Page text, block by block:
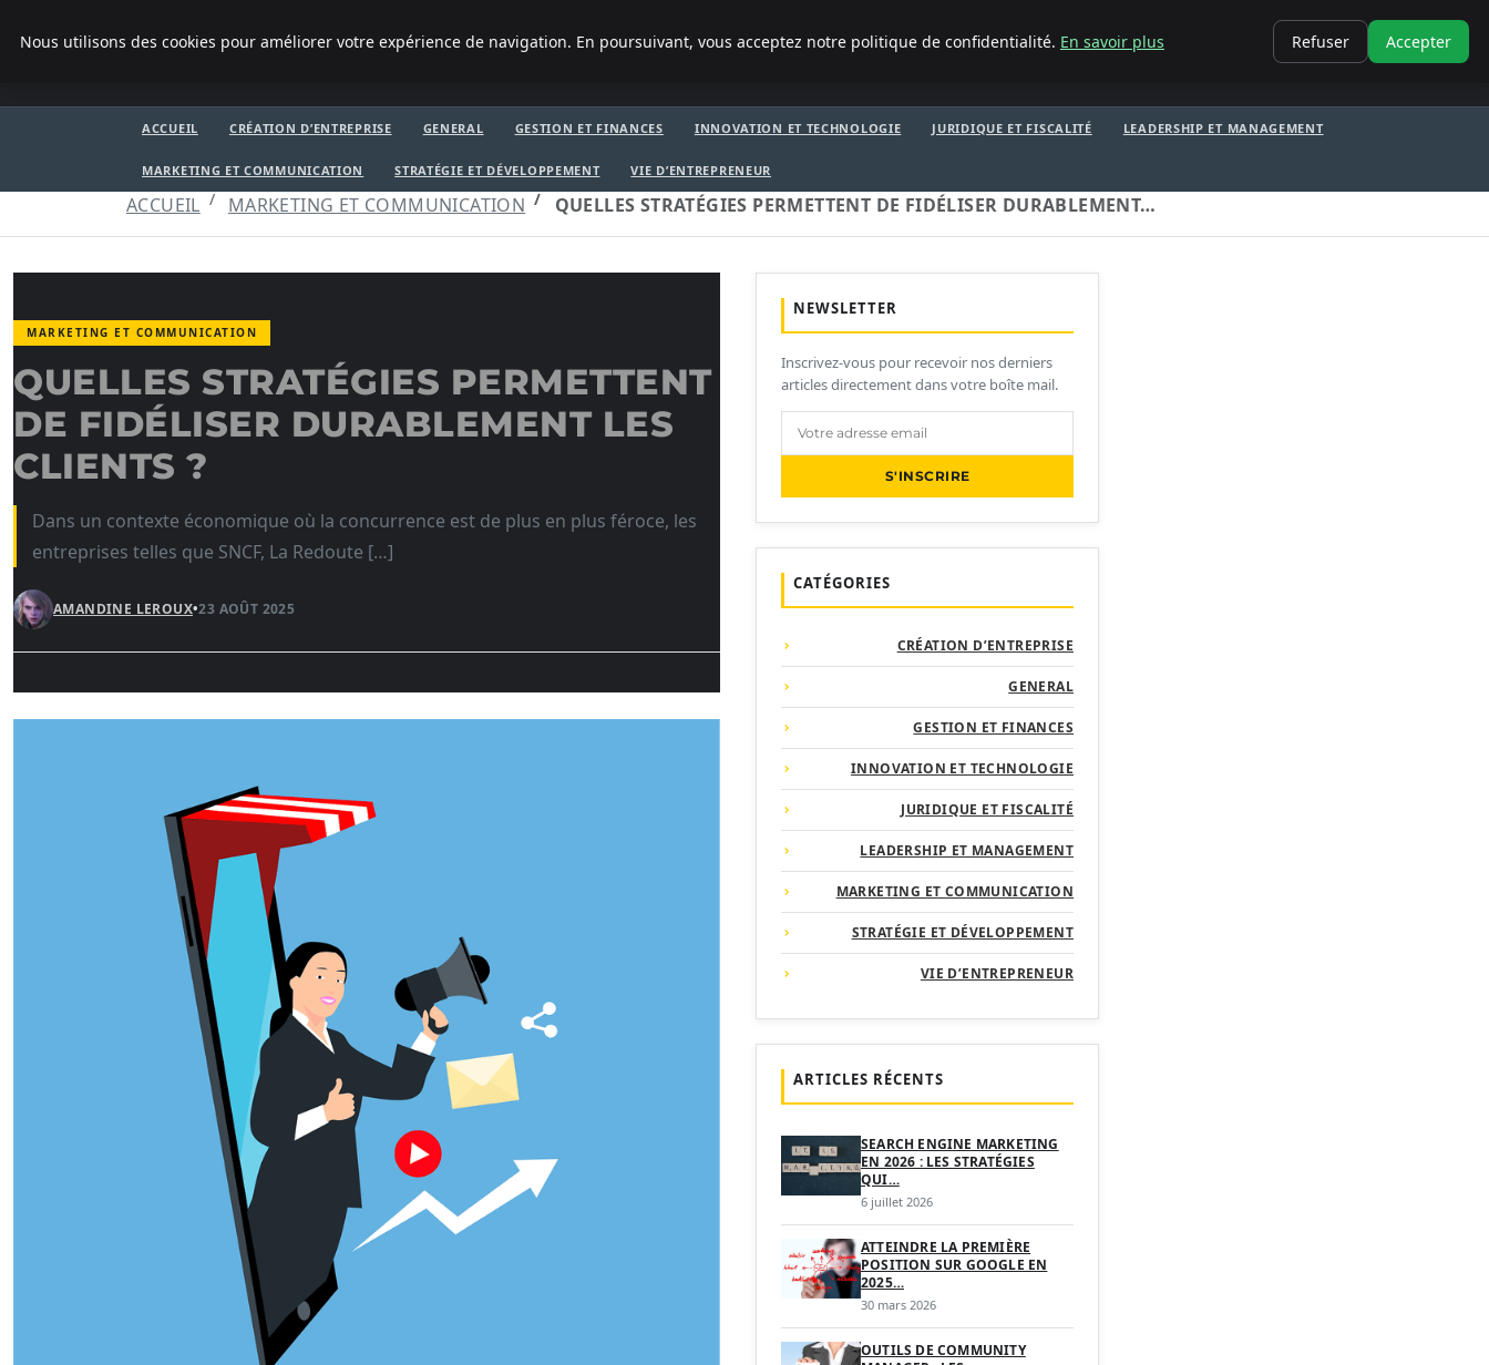
CONTACT
ACCUEIL CRÉATION D’ENTREPRISE GENERAL GESTION ET FINANCES INNOVATION ET TECHNOLOGIE JURIDIQUE ET FISCALITÉ LEADERSHIP ET MANAGEMENT
MARKETING ET COMMUNICATION STRATÉGIE ET DÉVELOPPEMENT VIE D’ENTREPRENEUR
ACCUEIL MARKETING ET COMMUNICATION QUELLES STRATÉGIES PERMETTENT DE FIDÉLISER DURABLEMENT…
MARKETING ET COMMUNICATION
QUELLES STRATÉGIES PERMETTENT
DE FIDÉLISER DURABLEMENT LES
CLIENTS ?
Dans un contexte économique où la concurrence est de plus en plus féroce, les
entreprises telles que SNCF, La Redoute […]
AMANDINE LEROUX•23 AOÛT 2025
NEWSLETTER
Inscrivez-vous pour recevoir nos derniers
articles directement dans votre boîte mail.
S'INSCRIRE
CATÉGORIES
CRÉATION D’ENTREPRISE
GENERAL
GESTION ET FINANCES
INNOVATION ET TECHNOLOGIE
JURIDIQUE ET FISCALITÉ
LEADERSHIP ET MANAGEMENT
MARKETING ET COMMUNICATION
STRATÉGIE ET DÉVELOPPEMENT
VIE D’ENTREPRENEUR
ARTICLES RÉCENTS
SEARCH ENGINE MARKETING
EN 2026 : LES STRATÉGIES
QUI…
6 juillet 2026
ATTEINDRE LA PREMIÈRE
POSITION SUR GOOGLE EN
2025…
30 mars 2026
OUTILS DE COMMUNITY
Nous utilisons des cookies pour améliorer votre expérience de navigation. En poursuivant, vous acceptez notre politique de confidentialité. En savoir plus Refuser Accepter